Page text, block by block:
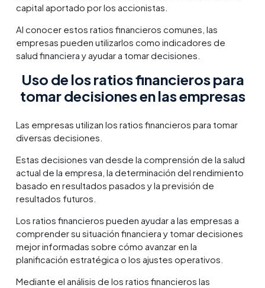
capital aportado por los accionistas.
Al conocer estos ratios financieros comunes, las
empresas pueden utilizarlos como indicadores de
salud financiera y ayudar a tomar decisiones.
Uso de los ratios financieros para
tomar decisiones en las empresas
Las empresas utilizan los ratios financieros para tomar
diversas decisiones.
Estas decisiones van desde la comprensión de la salud
actual de la empresa, la determinación del rendimiento
basado en resultados pasados y la previsión de
resultados futuros.
Los ratios financieros pueden ayudar a las empresas a
comprender su situación financiera y tomar decisiones
mejor informadas sobre cómo avanzar en la
planificación estratégica o los ajustes operativos.
Mediante el análisis de los ratios financieros las